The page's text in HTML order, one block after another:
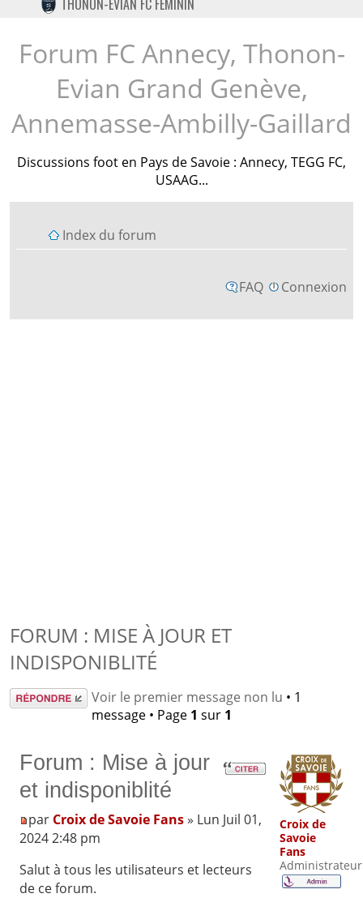
TWITTER
INSTAGRAM
THONON-EVIAN FC FÉMININ
Forum FC Annecy, Thonon-
Evian Grand Genève,
Annemasse-Ambilly-Gaillard
Discussions foot en Pays de Savoie : Annecy, TEGG FC,
USAAG...
Index du forum
FAQ Connexion
FORUM : MISE À JOUR ET
INDISPONIBLITÉ
Répondre Voir le premier message non lu • 1
message • Page 1 sur 1
Forum : Mise à jour
et indisponiblité
par Croix de Savoie Fans» Lun Juil 01,
2024 2:48 pm
Salut à tous les utilisateurs et lecteurs
de ce forum.
Croix de
Savoie
Fans
Administrateur